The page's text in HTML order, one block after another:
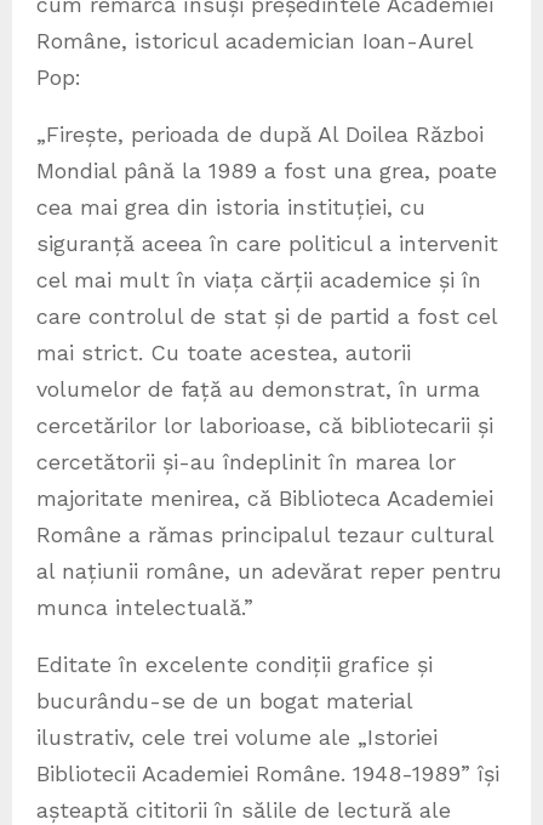
Române, istoricul academician Ioan-Aurel
Pop:
„Firește, perioada de după Al Doilea Război
Mondial până la 1989 a fost una grea, poate
cea mai grea din istoria instituției, cu
siguranță aceea în care politicul a intervenit
cel mai mult în viața cărții academice și în
care controlul de stat și de partid a fost cel
mai strict. Cu toate acestea, autorii
volumelor de față au demonstrat, în urma
cercetărilor lor laborioase, că bibliotecarii și
cercetătorii și-au îndeplinit în marea lor
majoritate menirea, că Biblioteca Academiei
Române a rămas principalul tezaur cultural
al națiunii române, un adevărat reper pentru
munca intelectuală.”
Editate în excelente condiții grafice și
bucurându-se de un bogat material
ilustrativ, cele trei volume ale „Istoriei
Bibliotecii Academiei Române. 1948-1989” își
așteaptă cititorii în sălile de lectură ale